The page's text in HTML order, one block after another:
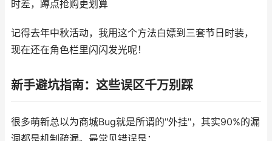
时差，蹲点抢购更划算
记得去年中秋活动，我用这个方法白嫖到三套节日时装，
现在还在角色栏里闪闪发光呢！
新手避坑指南：这些误区千万别踩
很多萌新总以为商城Bug就是所谓的"外挂"，其实90%的漏